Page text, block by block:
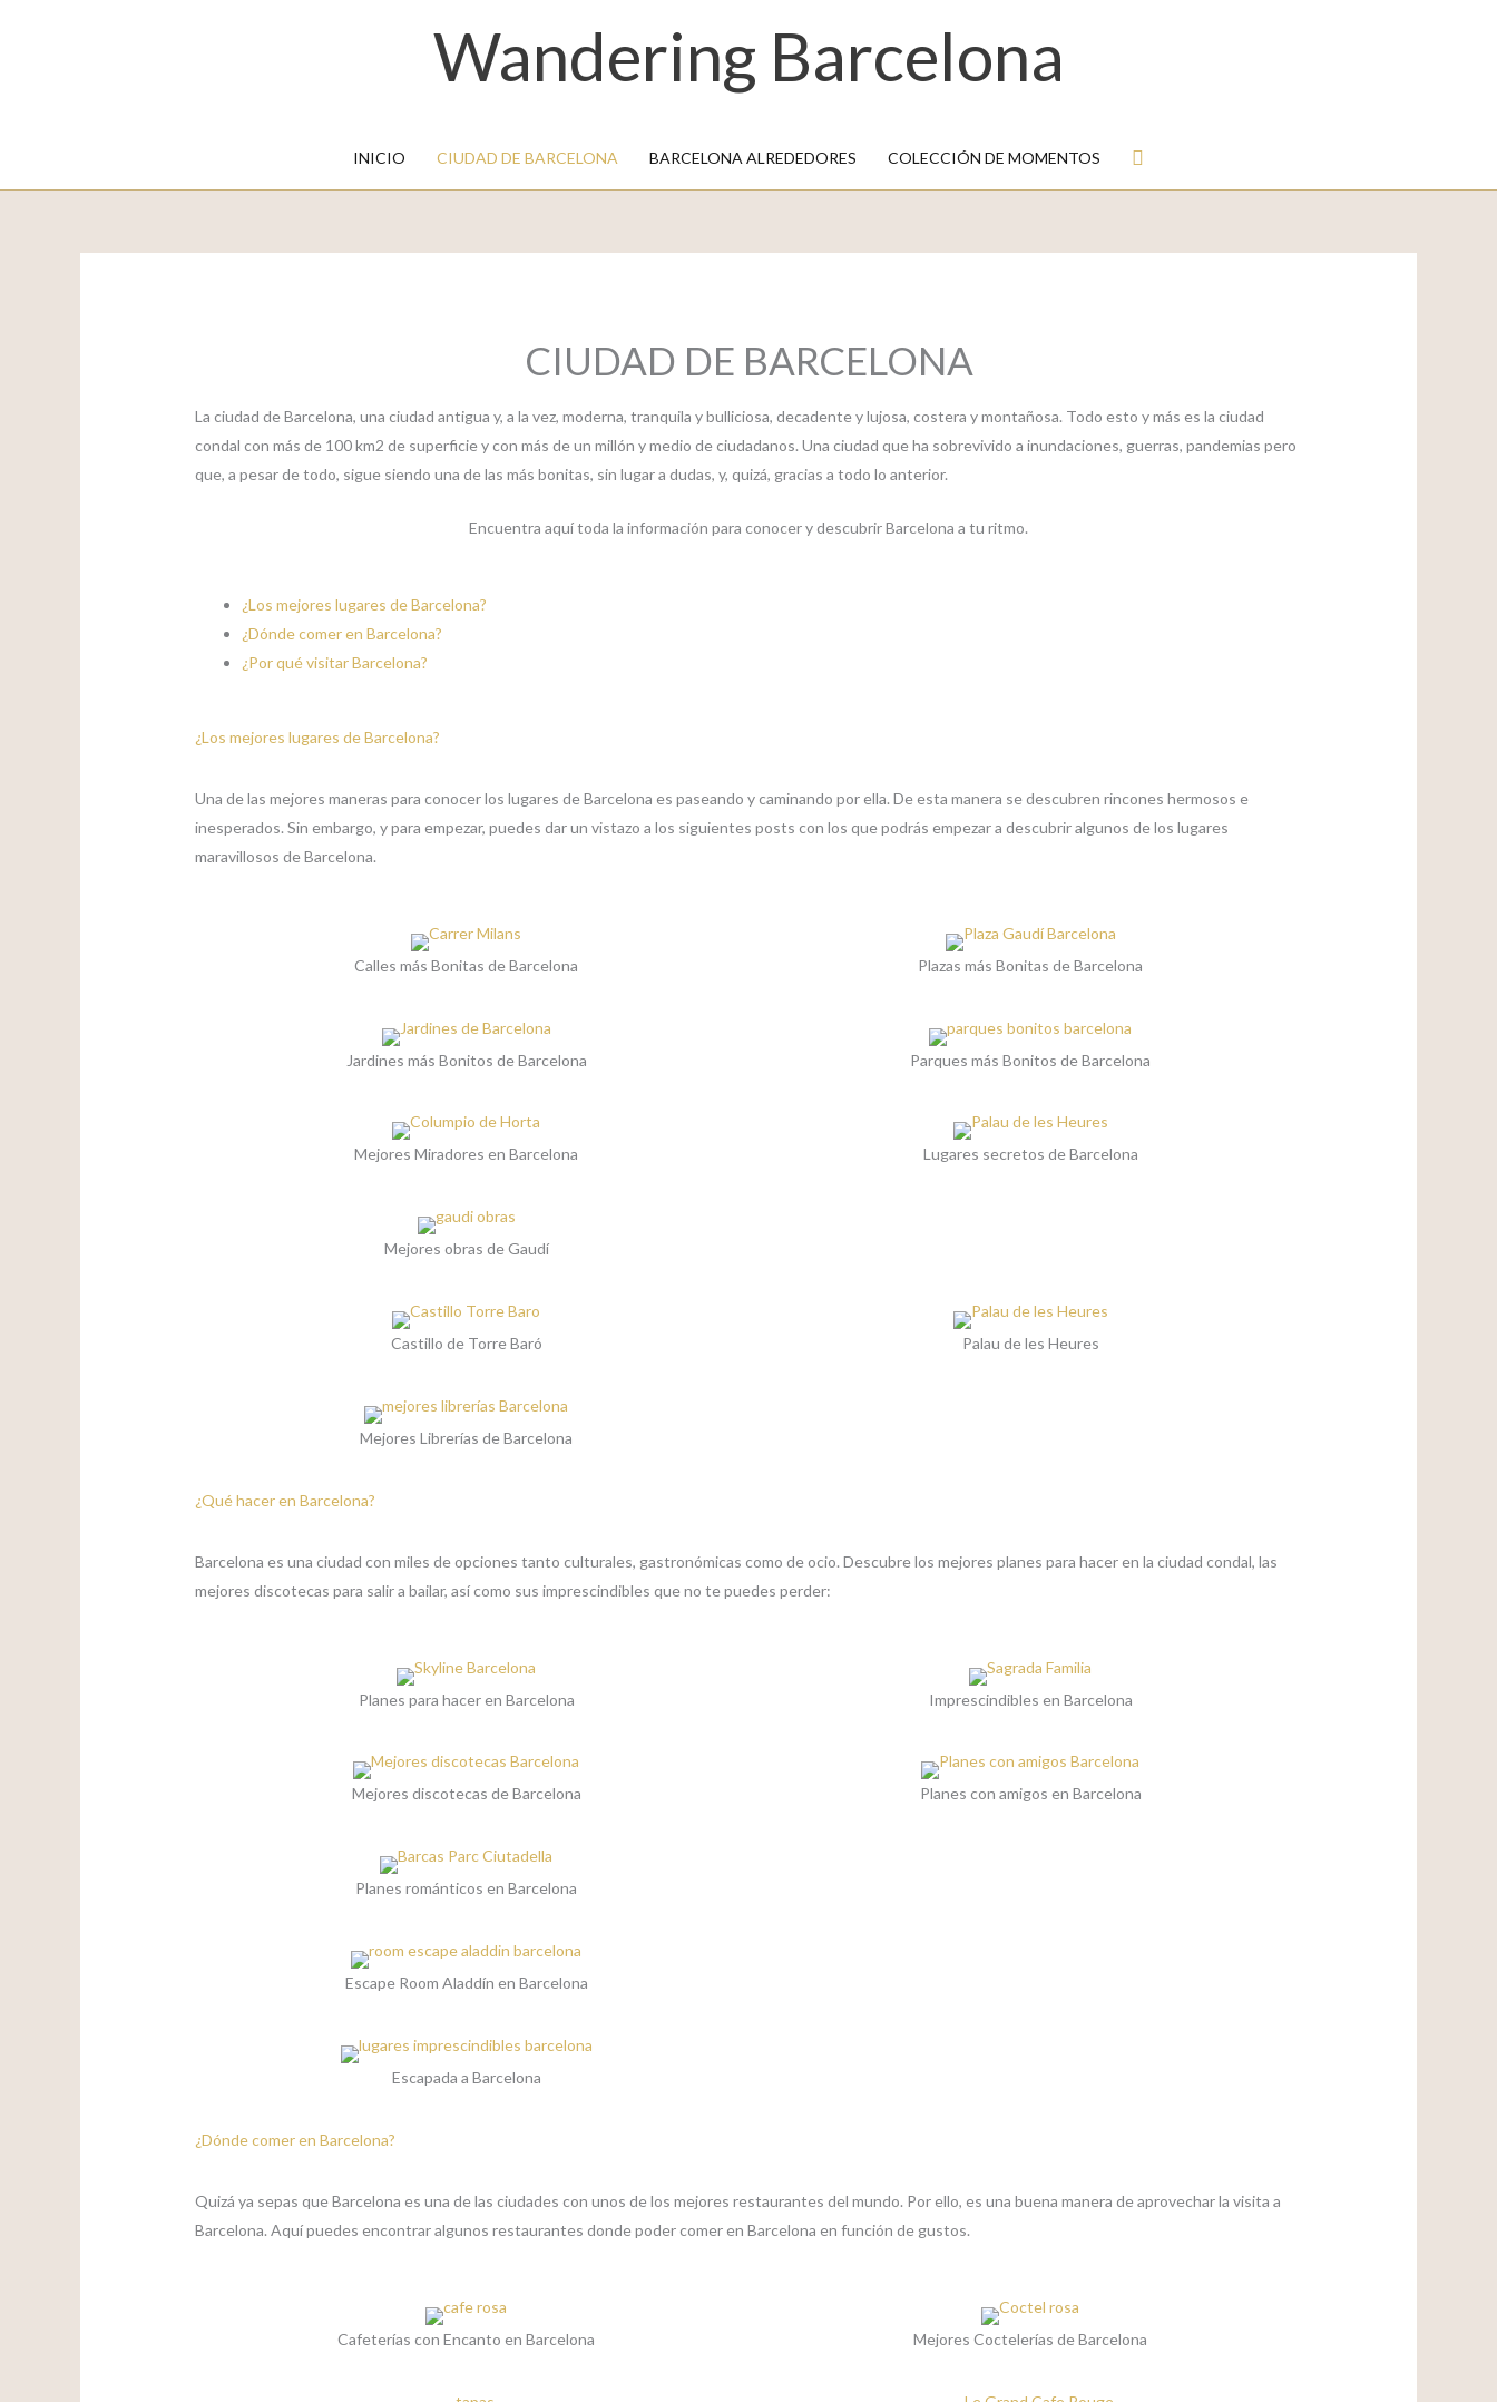
Wandering Barcelona
INICIO CIUDAD DE BARCELONA BARCELONA ALREDEDORES COLECCIÓN DE MOMENTOS Buscar
CIUDAD DE BARCELONA
La ciudad de Barcelona, una ciudad antigua y, a la vez, moderna, tranquila y bulliciosa, decadente y lujosa, costera y montañosa. Todo esto y más es la ciudad
condal con más de 100 km2 de superficie y con más de un millón y medio de ciudadanos. Una ciudad que ha sobrevivido a inundaciones, guerras, pandemias pero
que, a pesar de todo, sigue siendo una de las más bonitas, sin lugar a dudas, y, quizá, gracias a todo lo anterior.
Encuentra aquí toda la información para conocer y descubrir Barcelona a tu ritmo.
¿Los mejores lugares de Barcelona?
¿Dónde comer en Barcelona?
¿Por qué visitar Barcelona?
¿Los mejores lugares de Barcelona?
Una de las mejores maneras para conocer los lugares de Barcelona es paseando y caminando por ella. De esta manera se descubren rincones hermosos e
inesperados. Sin embargo, y para empezar, puedes dar un vistazo a los siguientes posts con los que podrás empezar a descubrir algunos de los lugares
maravillosos de Barcelona.
Calles más Bonitas de Barcelona Plazas más Bonitas de Barcelona
Jardines más Bonitos de Barcelona Parques más Bonitos de Barcelona
Mejores Miradores en Barcelona Lugares secretos de Barcelona
Mejores obras de Gaudí
Castillo de Torre Baró Palau de les Heures
Mejores Librerías de Barcelona
¿Qué hacer en Barcelona?
Barcelona es una ciudad con miles de opciones tanto culturales, gastronómicas como de ocio. Descubre los mejores planes para hacer en la ciudad condal, las
mejores discotecas para salir a bailar, así como sus imprescindibles que no te puedes perder:
Planes para hacer en Barcelona Imprescindibles en Barcelona
Mejores discotecas de Barcelona Planes con amigos en Barcelona
Planes románticos en Barcelona
Escape Room Aladdín en Barcelona
Escapada a Barcelona
¿Dónde comer en Barcelona?
Quizá ya sepas que Barcelona es una de las ciudades con unos de los mejores restaurantes del mundo. Por ello, es una buena manera de aprovechar la visita a
Barcelona.Aquí puedes encontrar algunos restaurantes donde poder comer en Barcelona en función de gustos.
Cafeterías con Encanto en Barcelona Mejores Coctelerías de Barcelona